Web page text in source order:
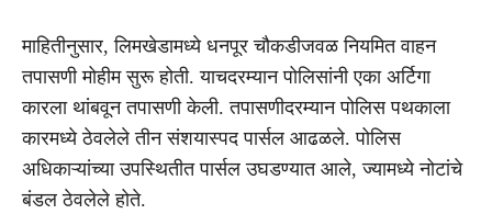
माहितीनुसार, लिमखेडामध्ये धनपूर चौकडीजवळ नियमित वाहन
तपासणी मोहीम सुरू होती. याचदरम्यान पोलिसांनी एका अर्टिगा
कारला थांबवून तपासणी केली. तपासणीदरम्यान पोलिस पथकाला
कारमध्ये ठेवलेले तीन संशयास्पद पार्सल आढळले. पोलिस
अधिकाऱ्यांच्या उपस्थितीत पार्सल उघडण्यात आले, ज्यामध्ये नोटांचे
बंडल ठेवलेले होते.